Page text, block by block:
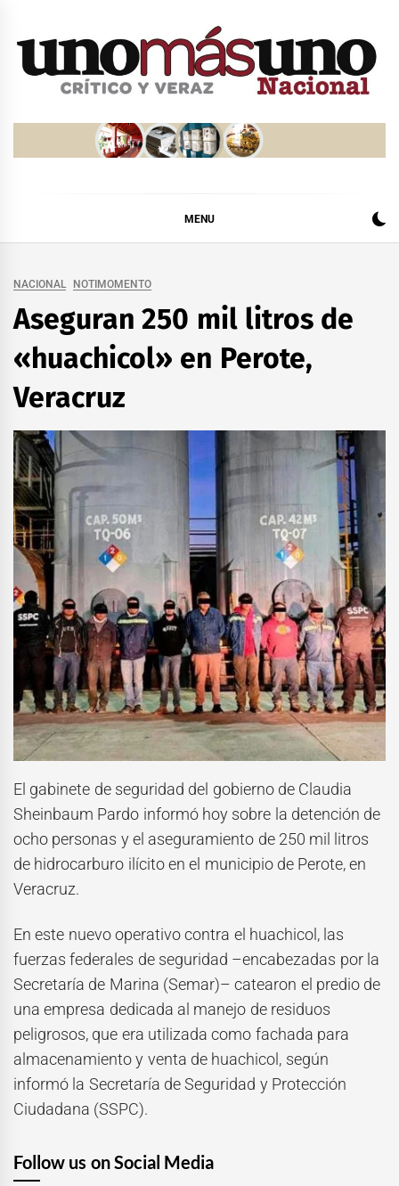
MENU
NACIONAL NOTIMOMENTO
Aseguran 250 mil litros de
«huachicol» en Perote,
Veracruz
El gabinete de seguridad del gobierno de Claudia
Sheinbaum Pardo informó hoy sobre la detención de
ocho personas y el aseguramiento de 250 mil litros
de hidrocarburo ilícito en el municipio de Perote, en
Veracruz.
En este nuevo operativo contra el huachicol, las
fuerzas federales de seguridad –encabezadas por la
Secretaría de Marina (Semar)– catearon el predio de
una empresa dedicada al manejo de residuos
peligrosos, que era utilizada como fachada para
almacenamiento y venta de huachicol, según
informó la Secretaría de Seguridad y Protección
Ciudadana (SSPC).
Follow us on Social Media